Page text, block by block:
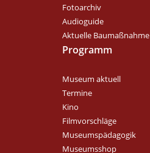
Fotoarchiv
Audioguide
Aktuelle Baumaßnahme
Programm
Museum aktuell
Termine
Kino
Filmvorschläge
Museumspädagogik
Museumsshop